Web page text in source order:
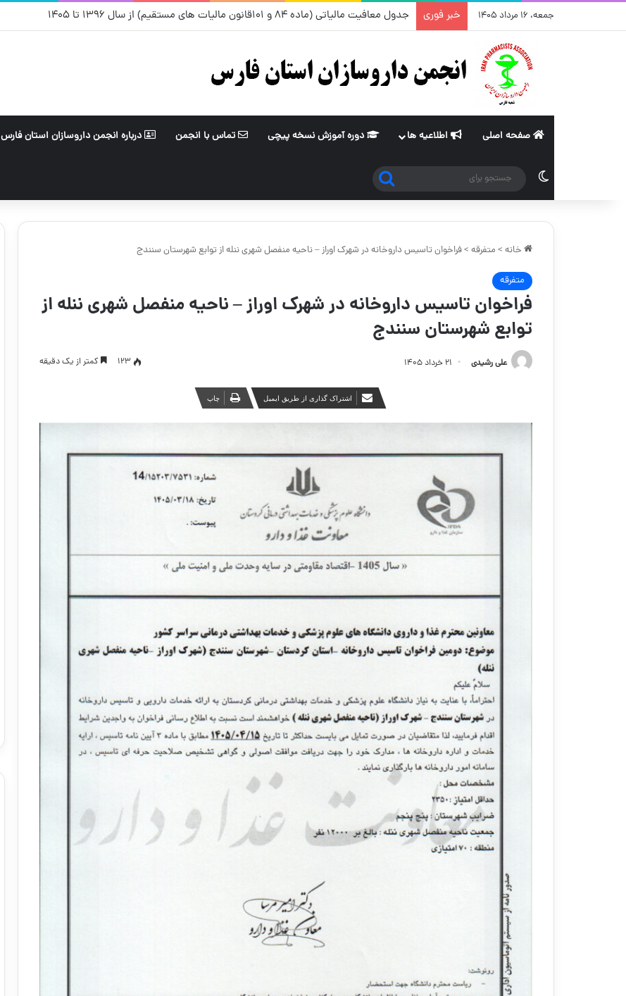
جمعه، ۱۶ مرداد ۱۴۰۵ خبر فوری تغییر قیمت مکمل و گیاهی ۱۴ مرداد
صفحه اصلی اطلاعیه ها دوره آموزش نسخه پیچی تماس با انجمن درباره انجمن داروسازان استان فارس
تغییر پوسته
جستجو
برای
خانه > متفرقه >فراخوان تاسیس داروخانه در شهرک اوراز – ناحیه منفصل شهری ننله از توابع شهرستان سنندج
متفرقه
فراخوان تاسیس داروخانه در شهرک اوراز – ناحیه منفصل شهری ننله از
توابع شهرستان سنندج
علی رشیدی ۲۱ خرداد ۱۴۰۵ 123 کمتر از یک دقیقه
اشتراک گذاری از طریق ایمیل چاپ